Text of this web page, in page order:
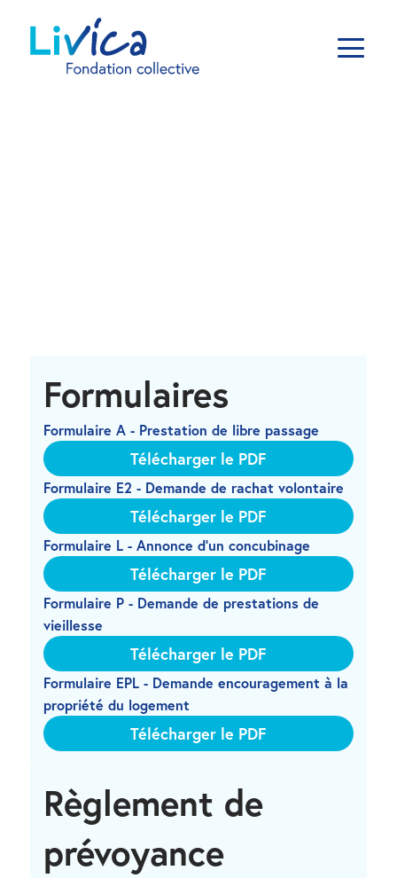
Formulaires
Formulaire A - Prestation de libre passage
Télécharger le PDF
Formulaire E2 - Demande de rachat volontaire
Télécharger le PDF
Formulaire L - Annonce d’un concubinage
Télécharger le PDF
Formulaire P - Demande de prestations de
vieillesse
Télécharger le PDF
Formulaire EPL - Demande encouragement à la
propriété du logement
Télécharger le PDF
Règlement de
prévoyance